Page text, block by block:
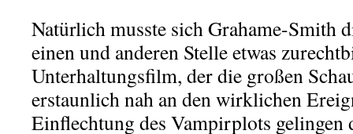
Natürlich musste sich Grahame-Smith
einen und anderen Stelle etwas
Unterhaltungsfilm, der die großen
erstaunlich nah an den wirklichen
Einflechtung des Vampirplots gelingen